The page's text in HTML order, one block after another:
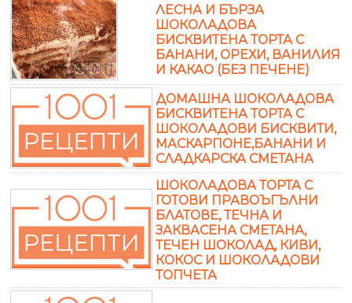
ЛЕСНА И БЪРЗА
ШОКОЛАДОВА
БИСКВИТЕНА ТОРТА С
БАНАНИ, ОРЕХИ, ВАНИЛИЯ
И КАКАО (БЕЗ ПЕЧЕНЕ)
ДОМАШНА ШОКОЛАДОВА
БИСКВИТЕНА ТОРТА С
ШОКОЛАДОВИ БИСКВИТИ,
МАСКАРПОНЕ,БАНАНИ И
СЛАДКАРСКА СМЕТАНА
ШОКОЛАДОВА ТОРТА С
ГОТОВИ ПРАВОЪГЪЛНИ
БЛАТОВЕ, ТЕЧНА И
ЗАКВАСЕНА СМЕТАНА,
ТЕЧЕН ШОКОЛАД, КИВИ,
КОКОС И ШОКОЛАДОВИ
ТОПЧЕТА